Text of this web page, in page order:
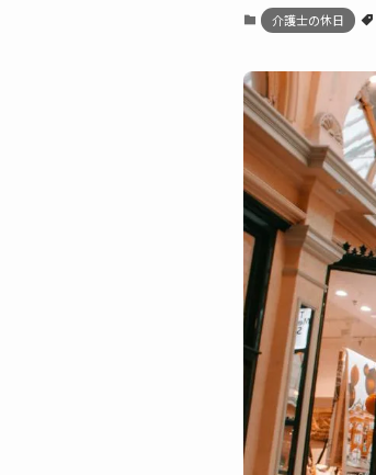
介護士の休日